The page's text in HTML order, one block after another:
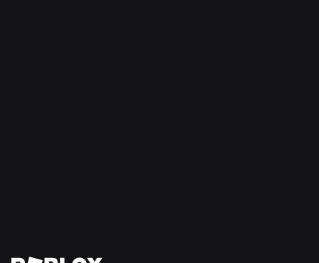
அனைத்து செய்திகளையும் காண்க